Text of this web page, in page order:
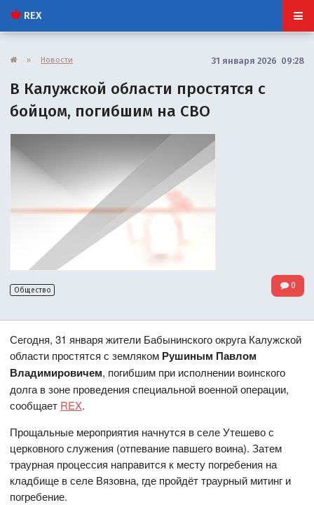
REX
» Новости 31 января 2026 09:28
В Калужской области простятся с
бойцом, погибшим на СВО
Общество 0
Сегодня, 31 января жители Бабынинского округа Калужской
области простятся с земляком Рушиным Павлом
Владимировичем, погибшим при исполнении воинского
долга в зоне проведения специальной военной операции,
сообщает REX.
Прощальные мероприятия начнутся в селе Утешево с
церковного служения (отпевание павшего воина). Затем
траурная процессия направится к месту погребения на
кладбище в селе Вязовна, где пройдёт траурный митинг и
погребение.